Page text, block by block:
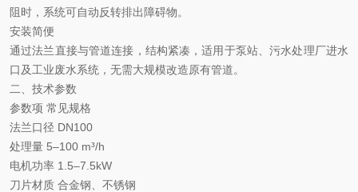
阻时，系统可自动反转排出障碍物。
安装简便
通过法兰直接与管道连接，结构紧凑，适用于泵站、污水处理厂进水
口及工业废水系统，无需大规模改造原有管道。
二、技术参数
参数项 常见规格
法兰口径 ‌DN100‌
处理量 5–100 m³/h
电机功率 ‌1.5–7.5kW‌
刀片材质 合金钢、不锈钢